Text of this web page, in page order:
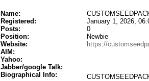
Name:
Registered:
January 1, 2026,
Posts:
0
Position:
Newbie
Website:
https://
AIM:
Yahoo:
Jabber/google Talk:
Biographical Info: